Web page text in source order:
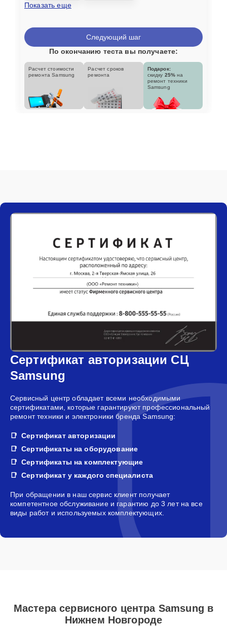
Показать еще
Следующий шаг
По окончанию теста вы получаете:
Расчет стоимости
ремонта Samsung
Расчет сроков
ремонта
Подарок:
скидку 25% на
ремонт техники
Samsung
Сертификат авторизации СЦ
Samsung
Сервисный центр обладает всеми необходимыми
сертификатами, которые гарантируют профессиональный
ремонт техники и электроники бренда Samsung:
Сертификат авторизации
Сертификаты на оборудование
Сертификаты на комплектующие
Сертификат у каждого специалиста
При обращении в наш сервис клиент получает
компетентное обслуживание и гарантию до 3 лет на все
виды работ и используемых комплектующих.
Мастера сервисного центра Samsung в
Нижнем Новгороде